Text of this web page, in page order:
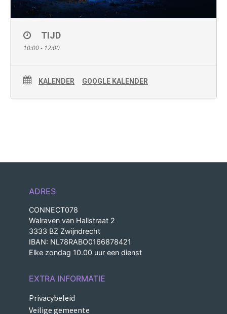
TIJD
10:00 - 12:00
KALENDER GOOGLE KALENDER
ADRES
CONNECT078
Walraven van Hallstraat 2
3333 BZ Zwijndrecht
IBAN: NL78RABO0166878421
Elke zondag 10.00 uur een dienst
EXTRA INFORMATIE
Privacybeleid
Veilige gemeente